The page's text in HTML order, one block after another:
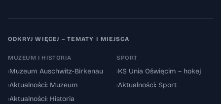
ODKRYJ WIĘCEJ – TEMATY I MIEJSCA
MUZEUM I HISTORIA
›Muzeum Auschwitz-Birkenau
›Aktualności: Muzeum
›Aktualności: Historia
SPORT
›KS Unia Oświęcim – hokej
›Aktualności: Sport